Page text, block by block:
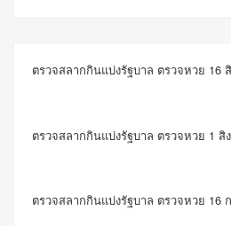
ตรวจสลากกินแบ่งรัฐบาล ตรวจหวย 16
ตรวจสลากกินแบ่งรัฐบาล ตรวจหวย 1 สิ
ตรวจสลากกินแบ่งรัฐบาล ตรวจหวย 16